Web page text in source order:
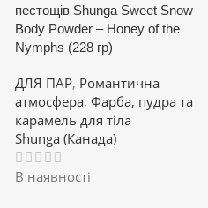
пестощів Shunga Sweet Snow
Body Powder – Honey of the
Nymphs (228 гр)
ДЛЯ ПАР, Романтична
атмосфера, Фарба, пудра та
карамель для тіла
Shunga (Канада)
В наявності